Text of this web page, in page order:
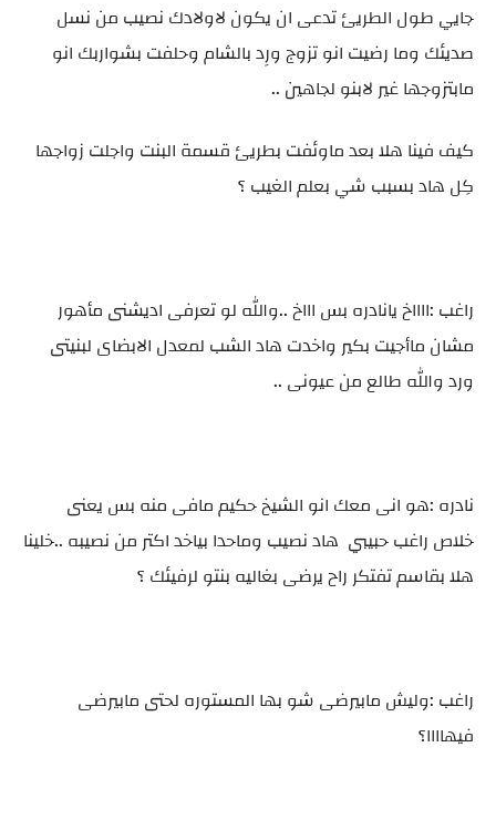
جايي طول الطريئ تدعى ان يكون لاولادك نصيب من نسل
صديئك وما رضيت انو تزوج ورِد بالشام وحلفت بشواربك انو
مابتزوجها غير لابنو لجاهين ..
كيف فينا هلا بعد ماوئفت بطريئ قسمة البنت واجلت زواجها
كِل هاد بسبب شي بعلم الغيب ؟
راغب :ااااخ يانادره بس اااخ ..والله لو تعرفى اديشنى مأهور
مشان ماأجيت بكير واخدت هاد الشب لمعدل الابضاى لبنيتى
ورد والله طالع من عيونى ..
نادره :هو انى معك انو الشيخ حكيم مافى منه بس يعنى
خلاص راغب حبيبي هاد نصيب وماحدا بياخد اكتر من نصيبه ..خلينا
هلا بقاسم تفتكر راح يرضى بغاليه بنتو لرفيئك ؟
راغب :وليش مابيرضى شو بها المستوره لحتى مابيرضى
فيهاااا؟